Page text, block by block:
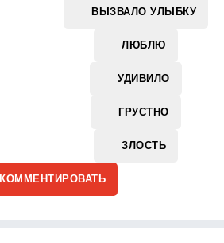
ВЫЗВАЛО УЛЫБКУ
ЛЮБЛЮ
УДИВИЛО
ГРУСТНО
ЗЛОСТЬ
КОММЕНТИРОВАТЬ